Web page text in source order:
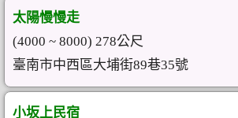
太陽慢慢走
(4000 ~ 8000) 278公尺
臺南市中西區大埔街89巷35號
小坂上民宿